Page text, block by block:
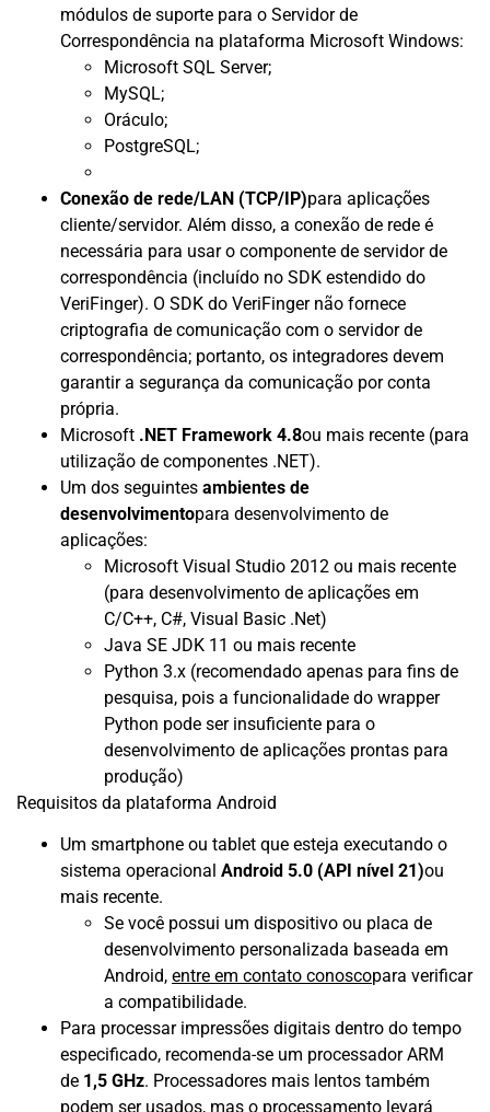
módulos de suporte para o Servidor de
Correspondência na plataforma Microsoft Windows:
Microsoft SQL Server;
MySQL;
Oráculo;
PostgreSQL;
Conexão de rede/LAN (TCP/IP)para aplicações
cliente/servidor. Além disso, a conexão de rede é
necessária para usar o componente de servidor de
correspondência (incluído no SDK estendido do
VeriFinger). O SDK do VeriFinger não fornece
criptografia de comunicação com o servidor de
correspondência; portanto, os integradores devem
garantir a segurança da comunicação por conta
própria.
Microsoft .NET Framework 4.8ou mais recente (para
utilização de componentes .NET).
Um dos seguintes ambientes de
desenvolvimentopara desenvolvimento de
aplicações:
Microsoft Visual Studio 2012 ou mais recente
(para desenvolvimento de aplicações em
C/C++, C#, Visual Basic .Net)
Java SE JDK 11 ou mais recente
Python 3.x (recomendado apenas para fins de
pesquisa, pois a funcionalidade do wrapper
Python pode ser insuficiente para o
desenvolvimento de aplicações prontas para
produção)
Requisitos da plataforma Android
Um smartphone ou tablet que esteja executando o
sistema operacional Android 5.0 (API nível 21)ou
mais recente.
Se você possui um dispositivo ou placa de
desenvolvimento personalizada baseada em
Android, entre em contato conoscopara verificar
a compatibilidade.
Para processar impressões digitais dentro do tempo
especificado, recomenda-se um processador ARM
de 1,5 GHz. Processadores mais lentos também
podem ser usados, mas o processamento levará